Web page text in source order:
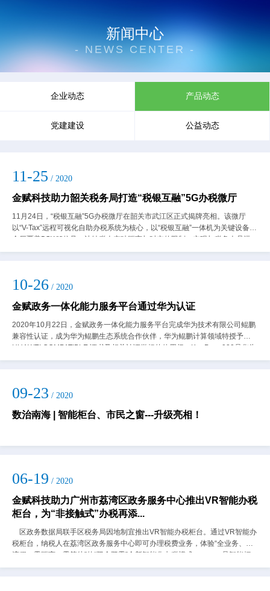
新闻中心
- NEWS CENTER -
企业动态 产品动态
党建建设 公益动态
11-25 / 2020
金赋科技助力韶关税务局打造“税银互融”5G办税微厅
11月24日，“税银互融”5G办税微厅在韶关市武江区正式揭牌亮相。该微厅
以“V-Tax”远程可视化自助办税系统为核心，以“税银互融”一体机为关键设备，
全厅覆盖5GWifi信号，让纳税人突破距离与时空的限制，实现与税务人员远
程“面对面”交流。...
10-26 / 2020
金赋政务一体化能力服务平台通过华为认证
2020年10月22日，金赋政务一体化能力服务平台完成华为技术有限公司鲲鹏
兼容性认证，成为华为鲲鹏生态系统合作伙伴，华为鲲鹏计算领域特授予
HUAWEI COMPATIBLE 证书及相关认证徽标的使用权。KunPeng920是华为
在2019...
09-23 / 2020
数治南海 | 智能柜台、市民之窗---升级亮相！
06-19 / 2020
金赋科技助力广州市荔湾区政务服务中心推出VR智能办税
柜台，为“非接触式”办税再添...
区政务数据局联手区税务局因地制宜推出VR智能办税柜台。通过VR智能办
税柜台，纳税人在荔湾区政务服务中心即可办理税费业务，体验“全业务、全
流程、零距离、零等待”的“双全双零”全新智能化办税模式。 一是智能柜
台“远...